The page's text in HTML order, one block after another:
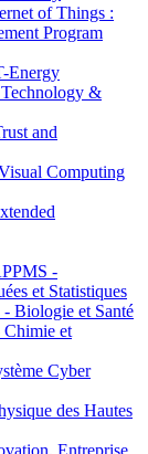
of Things :
Program
Energy
&
and
Computing
-
et Statistiques
Biologie et Santé
et
Cyber
des Hautes
Entreprise